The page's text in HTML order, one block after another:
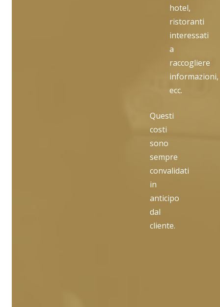
hotel,
ristoranti
interessati
a
raccogliere
informazioni,
ecc.
Questi
costi
sono
sempre
convalidati
in
anticipo
dal
cliente.